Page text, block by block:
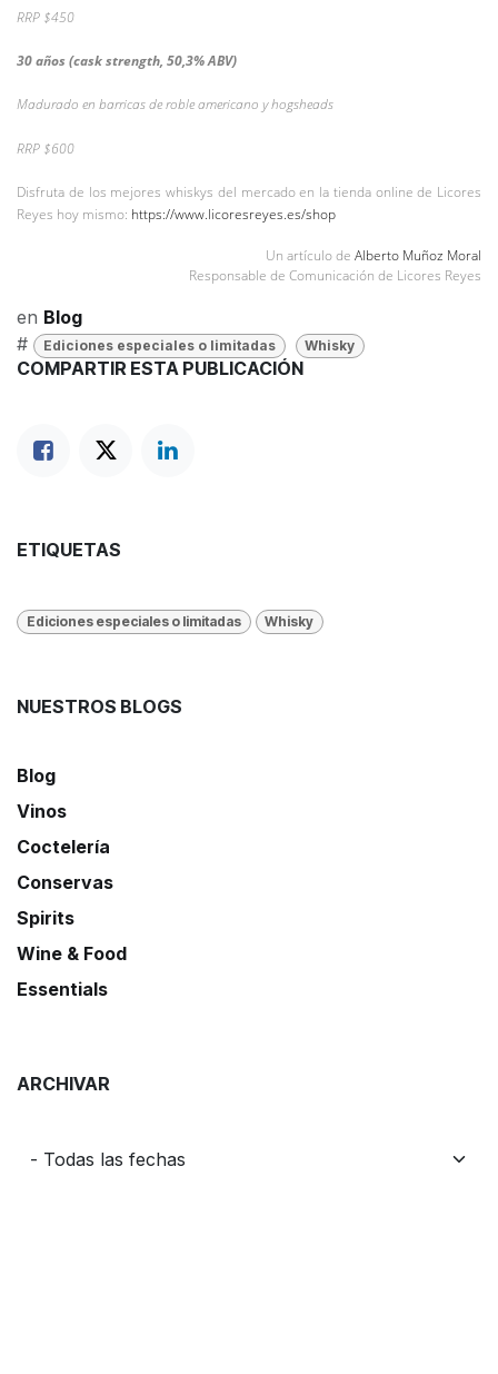
RRP $450
30 años (cask strength, 50,3% ABV)
Madurado en barricas de roble americano y hogsheads
RRP $600
Disfruta de los mejores whiskys del mercado en la tienda online de Licores
Reyes hoy mismo: https://www.licoresreyes.es/shop
Un artículo de Alberto Muñoz Moral
Responsable de Comunicación de Licores Reyes
en Blog
#
Ediciones especiales o limitadas Whisky
COMPARTIR ESTA PUBLICACIÓN
ETIQUETAS
Ediciones especiales o limitadas Whisky
NUESTROS BLOGS
Blog
Vinos
Coctelería
Conservas
Spirits
Wine & Food
Essentials
ARCHIVAR